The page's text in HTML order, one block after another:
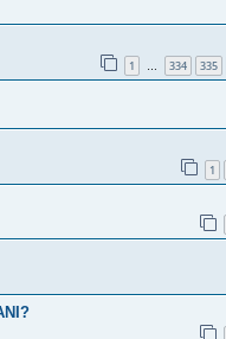
1 … 334 335
1